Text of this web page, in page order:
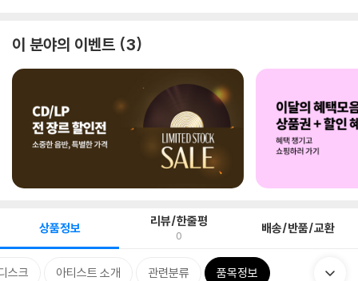
이 분야의 이벤트 3
상품정보 리뷰/한줄평
0 배송/반품/교환
스크 아티스트 소개 관련분류 품목정보